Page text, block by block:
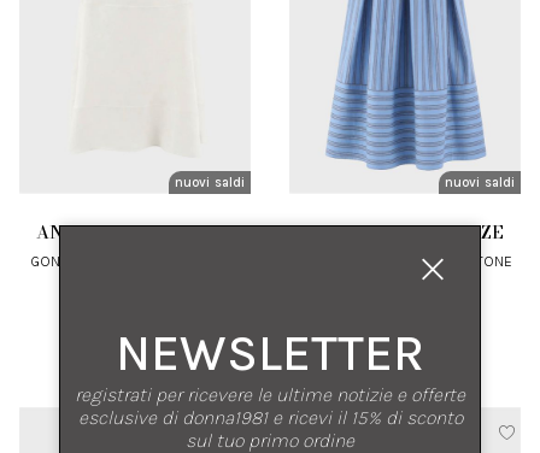
nuovi arrivi
saldi
ANTONELLI FIRENZE
GONNA MIDI IN LINO A PANNELLI
€ 405.00
-50%
€ 202.50
nuovi arrivi
saldi
ANTONELLI FIRENZE
CON ELASTICO IN VITA
€ 420.00
€ 210.00
NEWSLETTER
registrati per ricevere le ultime notizie e offerte
esclusive di donna1981 e ricevi il 15% di sconto
sul tuo primo ordine